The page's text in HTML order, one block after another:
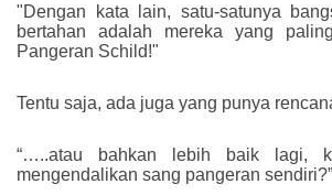
"Dengan kata lain, satu-satunya
bertahan adalah mereka yang
Pangeran Schild!"
Tentu saja, ada juga yang punya
“…..atau bahkan lebih baik lagi,
mengendalikan sang pangeran sendiri?”